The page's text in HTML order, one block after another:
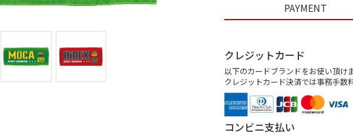
PAYMENT
クレジットカード
以下のカードブランドをお使い頂け
クレジットカード決済では事務手数
コンビニ支払い